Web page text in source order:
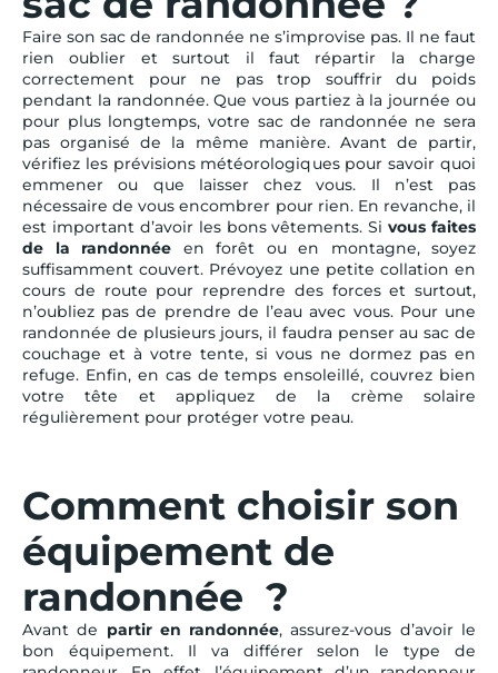
Faire son sac de randonnée ne s’improvise pas. Il ne faut
rien oublier et surtout il faut répartir la charge
correctement pour ne pas trop souffrir du poids
pendant la randonnée. Que vous partiez à la journée ou
pour plus longtemps, votre sac de randonnée ne sera
pas organisé de la même manière. Avant de partir,
vérifiez les prévisions météorologiques pour savoir quoi
emmener ou que laisser chez vous. Il n’est pas
nécessaire de vous encombrer pour rien. En revanche, il
est important d’avoir les bons vêtements. Sivous faites
de la randonnée en forêt ou en montagne, soyez
suffisamment couvert. Prévoyez une petite collation en
cours de route pour reprendre des forces et surtout,
n’oubliez pas de prendre de l’eau avec vous. Pour une
randonnée de plusieurs jours, il faudra penser au sac de
couchage et à votre tente, si vous ne dormez pas en
refuge. Enfin, en cas de temps ensoleillé, couvrez bien
votre tête et appliquez de la crème solaire
régulièrement pour protéger votre peau.
Comment choisir son
équipement de
randonnée ?
Avant de partir en randonnée, assurez-vous d’avoir le
bon équipement. Il va différer selon le type de